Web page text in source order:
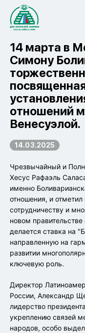
14 марта в
Симону
отношений
Венесуэлой.
14.03.2025
Чрезвычайный и
Хесус Рафаэль
именно
отношения, и
сотрудничеству и
новом
делается ставка на
направленную на
развитии
ключевую роль.
Директор
России, Александр
лидерство
укреплению связей
народов, особо